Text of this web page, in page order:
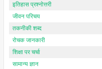
इतिहास प्रश्नोत्तरी
जीवन परिचय
तकनीकी शब्द
रोचक जानकारी
शिक्षा पर चर्चा
सामान्य ज्ञान